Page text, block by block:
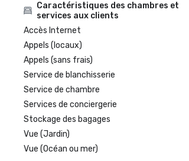
Caractéristiques des chambres et
services aux clients
Accès Internet
Appels (locaux)
Appels (sans frais)
Service de blanchisserie
Service de chambre
Services de conciergerie
Stockage des bagages
Vue (Jardin)
Vue (Océan ou mer)